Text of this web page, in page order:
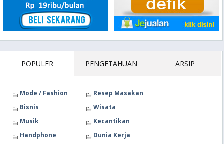
POPULER PENGETAHUAN ARSIP
Mode / Fashion
Resep Masakan
Bisnis
Wisata
Musik
Kecantikan
Handphone
Dunia Kerja